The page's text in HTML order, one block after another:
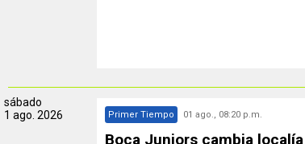
sábado
1 ago. 2026
Primer Tiempo 01 ago., 08:20 p.m.
Boca Juniors cambia localía